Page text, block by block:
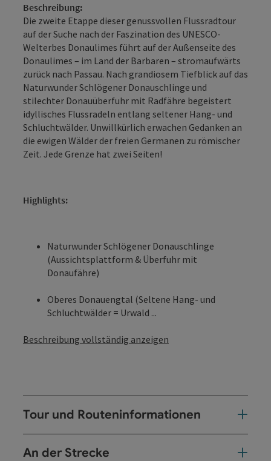
Beschreibung:
Die zweite Etappe dieser genussvollen Flussradtour
auf der Suche nach der Faszination des UNESCO-
Welterbes Donaulimes führt auf der Außenseite des
Donaulimes – im Land der Barbaren – stromaufwärts
zurück nach Passau. Nach grandiosem Tiefblick auf das
Naturwunder Schlögener Donauschlinge und
stilechter Donauüberfuhr mit Radfähre begeistert
idyllisches Flussradeln entlang seltener Hang- und
Schluchtwälder. Unwillkürlich erwachen Gedanken an
die ewigen Wälder der freien Germanen zu römischer
Zeit. Jede Grenze hat zwei Seiten!
Highlights:
Naturwunder Schlögener Donauschlinge
(Aussichtsplattform & Überfuhr mit
Donaufähre)
Oberes Donauengtal (Seltene Hang- und
Schluchtwälder = Urwald ...
Beschreibung vollständig anzeigen
Tour und Routeninformationen
An der Strecke